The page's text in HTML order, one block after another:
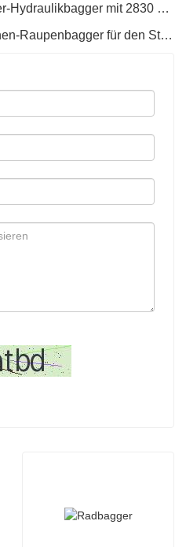
vorherige : KN28 Minibagger-Hydraulikbagger mit 2830 mm maximaler Grabtiefe
nächste : Kompakter 6-Tonnen-Raupenbagger für den Stadtbau